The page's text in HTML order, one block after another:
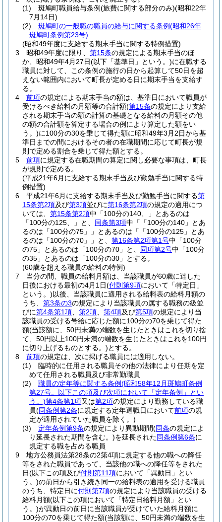
(1)
斑鳩町職員給与条例(旅費に関する部分のみ)(昭和22年
7月14日)
(2)
斑鳩町の一般職の職員の給与に関する条例(昭和26年
斑鳩町条例第23号)
(昭和49年度に支給する期末手当に関する特例措置)
3
昭和49年度に限り、 第15条の規定による期末手当のほ
か、昭和49年4月27日(以下「基準日」という。)に在職する
職員に対して、この条例の施行の日から起算して50日を超
えない範囲内において町長が定める日に期末手当を支給す
る。
4
前項の規定による期末手当の額は、基準日において職員が
受けるべき給料の月額等の合計額(第15条の規定により支給
される期末手当の額の計算の基礎となる給料の月額その他
の額の合計額を算定する場合の例により算定した額をい
う。)に100分の30を乗じて得た額に昭和49年3月2日から基
準日までの間におけるその者の在職期間に応じて町長が規
則で定める割合を乗じて得た額とする。
5
前項に規定する在職期間の算定に関し必要な事項は、町長
が規則で定める。
(平成21年6月に支給する期末手当及び勤勉手当に関する特
例措置)
6
平成21年6月に支給する期末手当及び勤勉手当に関する第
15条第2項及び第3項並びに第16条第2項の規定の適用につ
いては、 第15条第2項中「100分の140、」とあるのは
「100分の125、」と、 同条第3項中「「100分の140」とあ
るのは「100分の75」」とあるのは「「100分の125」とあ
るのは「100分の70」」と、 第16条第2項第1号中「100分
の75」とあるのは「100分の70」と、 同項第2号中「100分
の35」とあるのは「100分の30」とする。
(60歳を超える職員の給料の特例)
7
当分の間、職員の給料月額は、当該職員が60歳に達した
日後における最初の4月1日(付則第9項において「特定日」
という。)以後、当該職員に適用される給料表の給料月額の
うち、 第3条の3の規定により当該職員の属する職務の級並
びに第4条第1項 第2項 第4項及び第5項の規定により当
該職員の受ける号給に応じた額に100分の70を乗じて得た
額(当該額に、50円未満の端数を生じたときはこれを切り捨
て、50円以上100円未満の端数を生じたときはこれを100円
に切り上げるものとする。)とする。
8
前項の規定は、次に掲げる職員には適用しない。
(1)
臨時的に任用される職員その他の法律により任期を定
めて任用される職員及び非常勤職員
(2)
職員の定年等に関する条例(昭和58年12月斑鳩町条例
第27号。以下この項及び次項において「定年条例」とい
う。)第4条第1項又は第2項の規定により勤務している職
員(同条例第2条に規定する定年退職日において前項の規
定が適用されていた職員を除く。)
(3)
定年条例第9条の規定により異動期間(同条の規定によ
り延長された期間を含む。)を延長された同条例第6条に
規定する職を占める職員
9
地方公務員法第28条の2第4項に規定する他の職への降任
等をされた職員であって、当該他の職への降任等をされた
日(以下この項及び付則第11項において「異動日」とい
う。)の前日から引き続き同一の給料表の適用を受ける職員
のうち、特定日に付則第7項の規定により当該職員の受ける
給料月額(以下この項において「特定日給料月額」とい
う。)が異動日の前日に当該職員が受けていた給料月額に
100分の70を乗じて得た額(当該額に、50円未満の端数を生